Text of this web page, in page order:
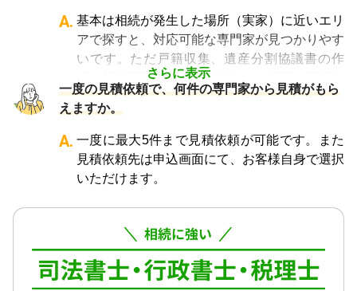
さらに表示
A. 基本は相続が発生した場所（実家）に近いエリ
アで探すと、対応可能な専門家が見つかりやす
いです。ただ戸籍収集、遺産分割協議書の作
成、相続登記、相続税申告などは場所に関係な
く対応が可能ですので、どちらのエリアでも大
丈夫です。
一度の見積依頼で、何件の専門家から見積がもら
えますか。
A. 一度に最大5件まで見積依頼が可能です。また
見積依頼先は申込画面にて、お客様自身で選択
いただけます。